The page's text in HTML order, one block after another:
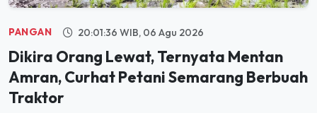
PANGAN 20:01:36 WIB, 06 Agu 2026
Dikira Orang Lewat, Ternyata Mentan
Amran, Curhat Petani Semarang Berbuah
Traktor